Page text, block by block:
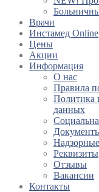
Врачи
Инстамед Online
Цены
Акции
Информация
О нас
Правила
Политика
данных
Реквизиты
Отзывы
Вакансии
Контакты